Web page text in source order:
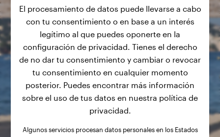
El procesamiento de datos puede llevarse a cabo
con tu consentimiento o en base a un interés
legítimo al que puedes oponerte en la
configuración de privacidad. Tienes el derecho
de no dar tu consentimiento y cambiar o revocar
tu consentimiento en cualquier momento
posterior. Puedes encontrar más información
sobre el uso de tus datos en nuestra política de
privacidad.
Algunos servicios procesan datos personales en los Estados